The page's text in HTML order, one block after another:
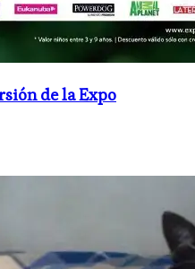
de la Expo